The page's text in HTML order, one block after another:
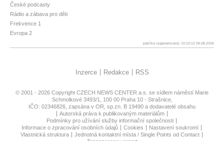
České podcasty
Rádio a zábava pro děti
Frekvence 1
Evropa 2
patička vygenerovaná: 10:10:12 09.08.2026
Inzerce Redakce RSS
© 2001 - 2026 Copyright CZECH NEWS CENTER a.s. se sídlem náměstí Marie
Schmolkové 3493/1, 100 00 Praha 10 - Strašnice,
IČO: 02346826, zapsána v OR, sp.zn. B 19490 a dodavatelé obsahu
Autorská práva k publikovaným materiálům
Podmínky pro užívání služby informační společnosti
Informace o zpracování osobních údajů
Cookies
Nastavení soukromí
Vlastnická struktura
Jednotná kontaktní místa / Single Points od Contact